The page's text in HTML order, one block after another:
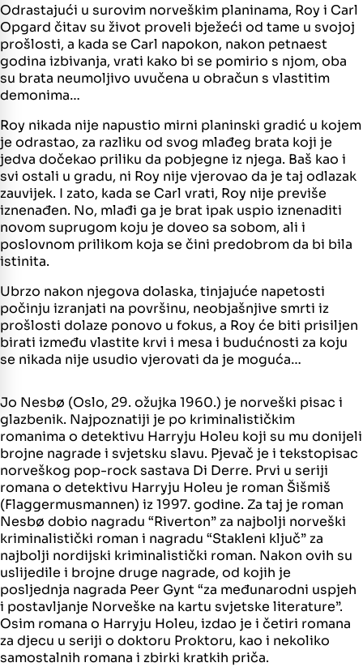
Odrastajući u surovim norveškim planinama, Roy i Carl
Opgard čitav su život proveli bježeći od tame u svojoj
prošlosti, a kada se Carl napokon, nakon petnaest
godina izbivanja, vrati kako bi se pomirio s njom, oba
su brata neumoljivo uvučena u obračun s vlastitim
demonima…
Roy nikada nije napustio mirni planinski gradić u kojem
je odrastao, za razliku od svog mlađeg brata koji je
jedva dočekao priliku da pobjegne iz njega. Baš kao i
svi ostali u gradu, ni Roy nije vjerovao da je taj odlazak
zauvijek. I zato, kada se Carl vrati, Roy nije previše
iznenađen. No, mlađi ga je brat ipak uspio iznenaditi
novom suprugom koju je doveo sa sobom, ali i
poslovnom prilikom koja se čini predobrom da bi bila
istinita.
Ubrzo nakon njegova dolaska, tinjajuće napetosti
počinju izranjati na površinu, neobjašnjive smrti iz
prošlosti dolaze ponovo u fokus, a Roy će biti prisiljen
birati između vlastite krvi i mesa i budućnosti za koju
se nikada nije usudio vjerovati da je moguća…
Jo Nesbø (Oslo, 29. ožujka 1960.) je norveški pisac i
glazbenik. Najpoznatiji je po kriminalističkim
romanima o detektivu Harryju Holeu koji su mu donijeli
brojne nagrade i svjetsku slavu. Pjevač je i tekstopisac
norveškog pop-rock sastava Di Derre. Prvi u seriji
romana o detektivu Harryju Holeu je roman Šišmiš
(Flaggermusmannen) iz 1997. godine. Za taj je roman
Nesbø dobio nagradu “Riverton” za najbolji norveški
kriminalistički roman i nagradu “Stakleni ključ” za
najbolji nordijski kriminalistički roman. Nakon ovih su
uslijedile i brojne druge nagrade, od kojih je
posljednja nagrada Peer Gynt “za međunarodni uspjeh
i postavljanje Norveške na kartu svjetske literature”.
Osim romana o Harryju Holeu, izdao je i četiri romana
za djecu u seriji o doktoru Proktoru, kao i nekoliko
samostalnih romana i zbirki kratkih priča.